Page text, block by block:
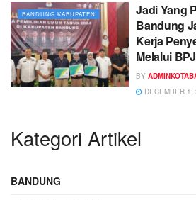
BANDUNG KABUPATEN
Jadi Yang
Bandung
Kerja
Melalui
BY
DECEMBER 1,
Kategori Artikel
BANDUNG